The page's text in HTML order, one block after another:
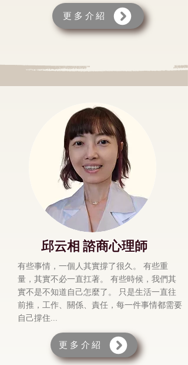
更多介紹
邱云相 諮商心理師
有些事情，一個人其實撐了很久。 有些重
量，其實不必一直扛著。 有些時候，我們其
實不是不知道自己怎麼了。 只是生活一直往
前推，工作、關係、責任，每一件事情都需要
自己撐住...
更多介紹